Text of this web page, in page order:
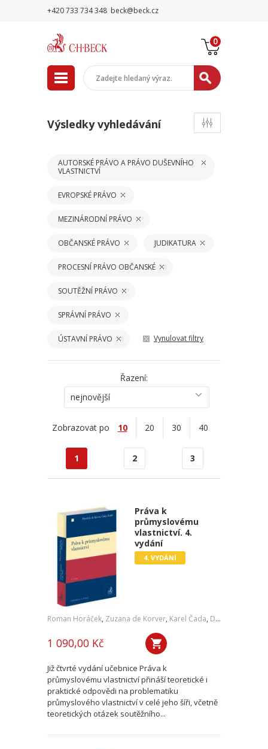
+420 733 734 348 beck@beck.cz
0
Výsledky vyhledávání
AUTORSKÉ PRÁVO A PRÁVO DUŠEVNÍHO
VLASTNICTVÍ
EVROPSKÉ PRÁVO
MEZINÁRODNÍ PRÁVO
OBČANSKÉ PRÁVO JUDIKATURA
PROCESNÍ PRÁVO OBČANSKÉ
SOUTĚŽNÍ PRÁVO
SPRÁVNÍ PRÁVO
ÚSTAVNÍ PRÁVO Vynulovat filtry
Řazení:
nejnovější
Zobrazovat po 10 20 30 40
1 2 3
Práva k
průmyslovému
vlastnictví. 4.
vydání
4. VYDÁNÍ
Roman Horáček, Zuzana de Korver, Karel Čada, Daniel Patěk
1 090,00 Kč
Již čtvrté vydání učebnice Práva k
průmyslovému vlastnictví přináší teoretické i
praktické odpovědi na problematiku
průmyslového vlastnictví v celé jeho šíři, včetně
teoretických otázek soutěžního...